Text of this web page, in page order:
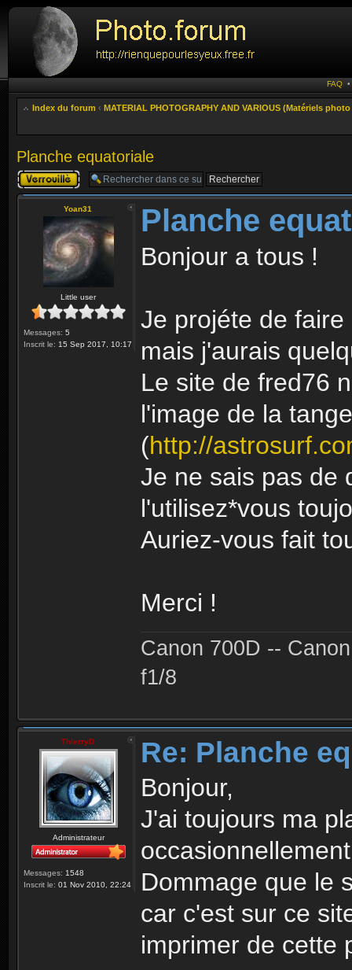
FAQ
Index du forum ‹ MATERIAL PHOTOGRAPHY AND VARIOUS (Matériels
Planche equatoriale
Sujet verrouillé
Yoan31
Little user
Messages: 5
Inscrit le: 15 Sep 2017, 10:17
Planche
Bonjour a tous !
Je projéte de
mais j'aurais
Le site de fred76
l'image de la
(http://
Je ne sais pas de
l'utilisez*vous
Auriez-vous fait
Merci !
Canon 700D --
f1/8
ThierryD
Administrateur
Messages: 1548
Inscrit le: 01 Nov 2010, 22:24
Re: Planche
Bonjour,
J'ai toujours ma
Dommage que le
car c'est sur ce
imprimer de cette